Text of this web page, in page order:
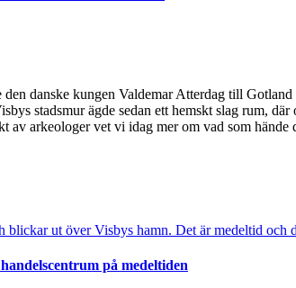
danske kungen Valdemar Atterdag till
stadsmur ägde sedan ett hemskt slag rum,
av arkeologer vet vi idag mer om vad som hände
på medeltiden